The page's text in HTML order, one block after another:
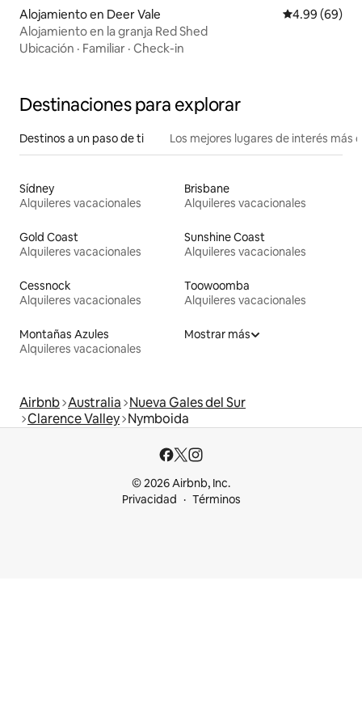
Alojamiento en Deer Vale Calificación
4.99 (69)
Alojamiento en la granja Red Shed
Ubicación · Familiar · Check-in
Destinaciones para explorar
Destinos a un paso de ti Los mejores lugares de interés más
Sídney
Alquileres vacacionales
Brisbane
Alquileres vacacionales
Gold Coast
Alquileres vacacionales
Sunshine Coast
Alquileres vacacionales
Cessnock
Alquileres vacacionales
Toowoomba
Alquileres vacacionales
Montañas Azules
Alquileres vacacionales
Mostrar más
Airbnb Australia Nueva Gales del Sur
Clarence Valley Nymboida
© 2026 Airbnb, Inc.
Privacidad
Términos